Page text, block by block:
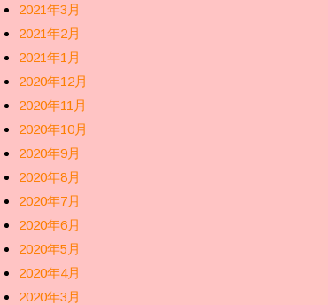
2021年3月
2021年2月
2021年1月
2020年12月
2020年11月
2020年10月
2020年9月
2020年8月
2020年7月
2020年6月
2020年5月
2020年4月
2020年3月